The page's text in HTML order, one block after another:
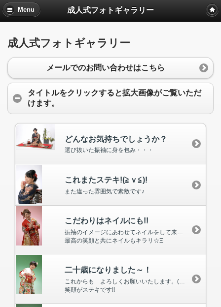
Menu 成人式フォトギャラリー
成人式フォトギャラリー
メールでのお問い合わせはこちら
タイトルをクリックすると拡大画像がご覧いただ
けます。
どんなお気持ちでしょうか？
選び抜いた振袖に身を包み・・・
これまたステキ!(≧ｖ≦)!
また違った雰囲気で素敵です♪
こだわりはネイルにも!!
振袖のイメージにあわせてネイルをして来られていました。
最高の笑顔と共にネイルもキラリ☆Ξ
二十歳になりました～！
笑顔がステキです!!